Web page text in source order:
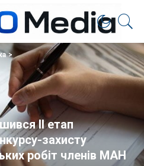
>
ІІ етап
захисту
робіт членів МАН